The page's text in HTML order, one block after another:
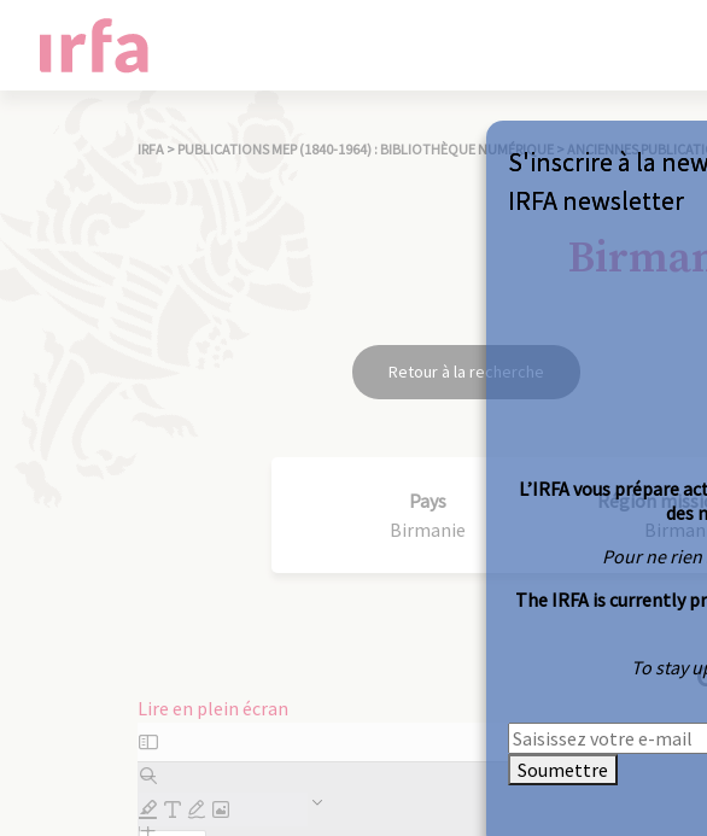
IRFA > PUBLICATIONS MEP (1840-1964) : BIBLIOTHÈQUE NUMÉRIQUE > ANCIENNES
Retour à la recherche
Pays
Birmanie
Région
Lire en plein écran
Aller
au
contenu
PDF
S'inscrire à la
IRFA newsletter
L’IRFA vous prépare
des
Pour ne
The IRFA is currently
To stay
Soumettre